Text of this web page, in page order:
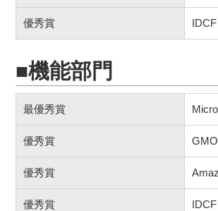
優秀賞
■機能部門
最優秀賞
優秀賞
優秀賞
優秀賞